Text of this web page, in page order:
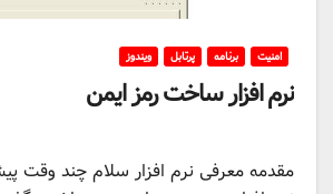
امنیت برنامه پرتابل ویندوز
نرم افزار ساخت رمز ایمن
مقدمه معرفی نرم افزار سلام چند وقت